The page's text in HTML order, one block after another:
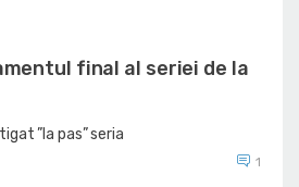
final al seriei de la
”la pas” seria
1